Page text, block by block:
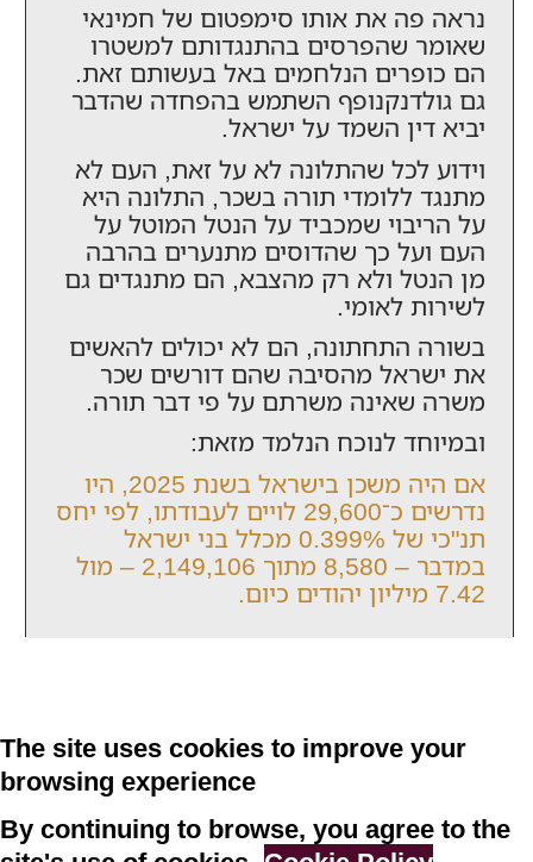
נראה פה את אותו סימפטום של חמינאי
שאומר שהפרסים בהתנגדותם למשטרו
הם כופרים הנלחמים באל בעשותם זאת.
גם גולדנקנופף השתמש בהפחדה שהדבר
יביא דין השמד על ישראל.
וידוע לכל שהתלונה לא על זאת, העם לא
מתנגד ללומדי תורה בשכר, התלונה היא
על הריבוי שמכביד על הנטל המוטל על
העם ועל כך שהדוסים מתנערים בהרבה
מן הנטל ולא רק מהצבא, הם מתנגדים גם
לשירות לאומי.
בשורה התחתונה, הם לא יכולים להאשים
את ישראל מהסיבה שהם דורשים שכר
משרה שאינה משרתם על פי דבר תורה.
ובמיוחד לנוכח הנלמד מזאת:
אם היה משכן בישראל בשנת 2025, היו
נדרשים כ־29,600 לויים לעבודתו, לפי יחס
תנ"כי של 0.399% מכלל בני ישראל
במדבר – 8,580 מתוך 2,149,106 – מול
7.42 מיליון יהודים כיום.
The site uses cookies to improve your
browsing experience
By continuing to browse, you agree to the